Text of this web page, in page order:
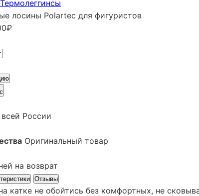
Термолеггинсы
лосины Polartec для фигуристов
₽Диапазон
России
Оригинальный товар
на возврат
Отзывы
катке не обойтись без комфортных, не